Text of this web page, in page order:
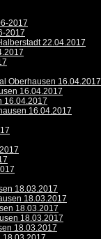
2017
2017
22.04.2017
Oberhausen 16.04.2017
16.04.2017
16.04.2017
16.04.2017
18.03.2017
18.03.2017
18.03.2017
18.03.2017
18.03.2017